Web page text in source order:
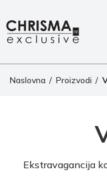
Naslovna / Proizvodi /
Ekstravagancija